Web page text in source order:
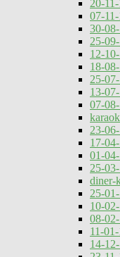
20-
07-
30-
25-
12-
18-
25-
13-
07-
23-
17-
01-
25-
diner-
25-
10-
08-
11-
14-